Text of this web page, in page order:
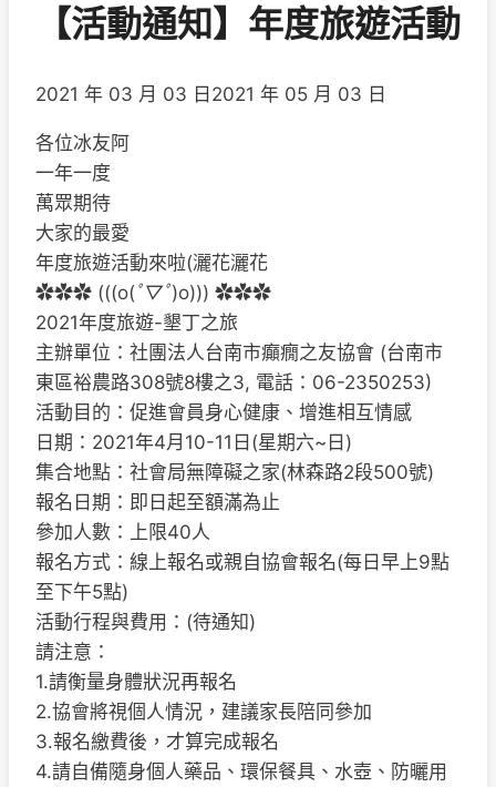
【活動通知】年度旅遊活動
2021 年 03 月 03 日 2021 年 05 月 03 日
各位冰友阿
一年一度
萬眾期待
大家的最愛
年度旅遊活動來啦(灑花灑花
✿✿✿ (((o( ﾟ▽ﾟ)o))) ✿✿✿
2021年度旅遊-墾丁之旅
主辦單位：社團法人台南市癲癇之友協會 (台南市
東區裕農路308號8樓之3, 電話：06-2350253)
活動目的：促進會員身心健康、增進相互情感
日期：2021年4月10-11日(星期六~日)
集合地點：社會局無障礙之家(林森路2段500號)
報名日期：即日起至額滿為止
參加人數：上限40人
報名方式：線上報名或親自協會報名(每日早上9點
至下午5點)
活動行程與費用：(待通知)
請注意：
1.請衡量身體狀況再報名
2.協會將視個人情況，建議家長陪同參加
3.報名繳費後，才算完成報名
4.請自備隨身個人藥品、環保餐具、水壺、防曬用